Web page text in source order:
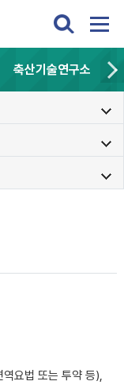
축산기술연구소
요법 또는 투약 등),